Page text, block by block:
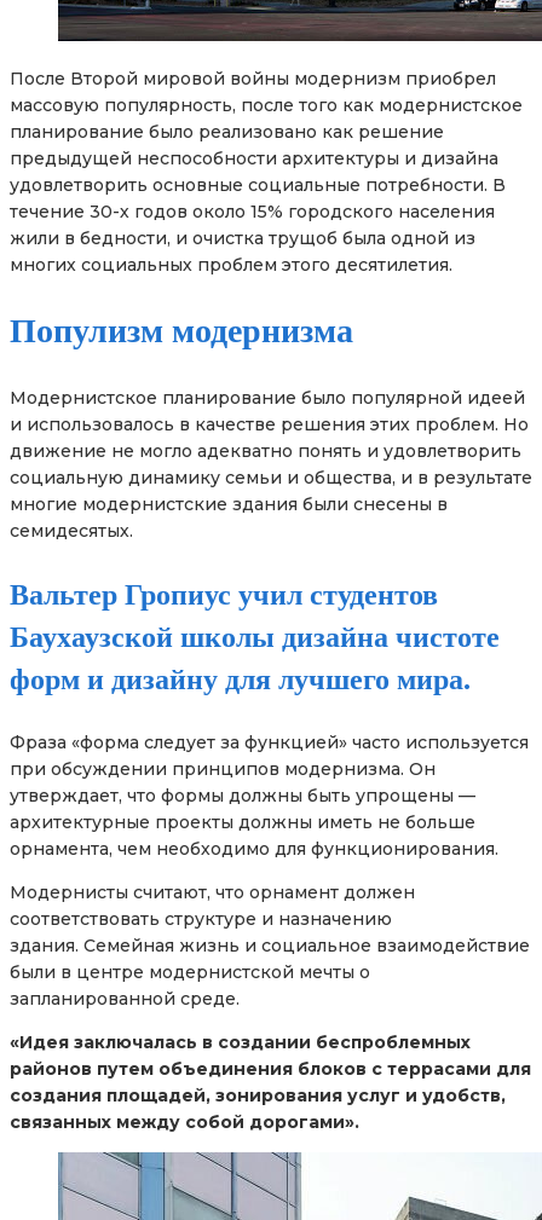
После Второй мировой войны модернизм приобрел
массовую популярность, после того как модернистское
планирование было реализовано как решение
предыдущей неспособности архитектуры и дизайна
удовлетворить основные социальные потребности. В
течение 30-х годов около 15% городского населения
жили в бедности, и очистка трущоб была одной из
многих социальных проблем этого десятилетия.
Популизм модернизма
Модернистское планирование было популярной идеей
и использовалось в качестве решения этих проблем. Но
движение не могло адекватно понять и удовлетворить
социальную динамику семьи и общества, и в результате
многие модернистские здания были снесены в
семидесятых.
Вальтер Гропиус учил студентов
Баухаузской школы дизайна чистоте
форм и дизайну для лучшего мира.
Фраза «форма следует за функцией» часто используется
при обсуждении принципов модернизма. Он
утверждает, что формы должны быть упрощены —
архитектурные проекты должны иметь не больше
орнамента, чем необходимо для функционирования.
Модернисты считают, что орнамент должен
соответствовать структуре и назначению
здания. Семейная жизнь и социальное взаимодействие
были в центре модернистской мечты о
запланированной среде.
«Идея заключалась в создании беспроблемных
районов путем объединения блоков с террасами для
создания площадей, зонирования услуг и удобств,
связанных между собой дорогами».